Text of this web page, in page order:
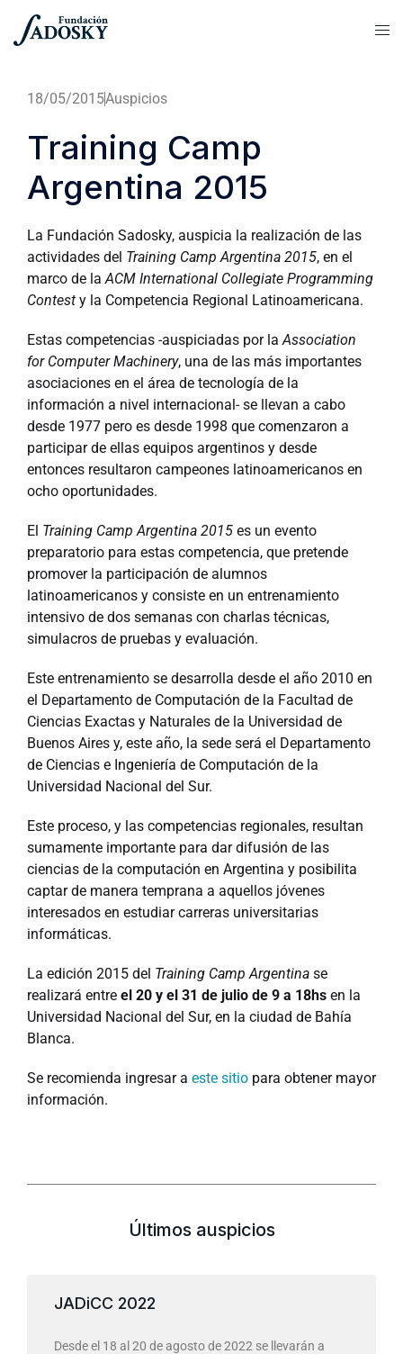
18/05/2015Auspicios
Training Camp
Argentina 2015
La Fundación Sadosky, auspicia la realización de las
actividades del Training Camp Argentina 2015, en el
marco de laACM International Collegiate Programming
Contest y la Competencia Regional Latinoamericana.
Estas competencias -auspiciadas por laAssociation
for Computer Machinery, una de las más importantes
asociaciones en el área de tecnología de la
información a nivel internacional- se llevan a cabo
desde 1977 pero es desde 1998 que comenzaron a
participar de ellas equipos argentinos y desde
entonces resultaron campeones latinoamericanos en
ocho oportunidades.
El Training Camp Argentina 2015 es un evento
preparatorio para estas competencia, que pretende
promover la participación de alumnos
latinoamericanos y consiste en un entrenamiento
intensivo de dos semanas con charlas técnicas,
simulacros de pruebas y evaluación.
Este entrenamiento se desarrolla desde el año 2010 en
el Departamento de Computación de la Facultad de
Ciencias Exactas y Naturales de la Universidad de
Buenos Aires y, este año, la sede será el Departamento
de Ciencias e Ingeniería de Computación de la
Universidad Nacional del Sur.
Este proceso, y las competencias regionales, resultan
sumamente importante para dar difusión de las
ciencias de la computación en Argentina y posibilita
captar de manera temprana a aquellos jóvenes
interesados en estudiar carreras universitarias
informáticas.
La edición 2015 del Training Camp Argentina se
realizará entre el 20 y el 31 de julio de 9 a 18hs en la
Universidad Nacional del Sur, en la ciudad de Bahía
Blanca.
Se recomienda ingresar a este sitio para obtener mayor
información.
Últimos auspicios
JADiCC 2022
Desde el 18 al 20 de agosto de 2022 se llevarán a